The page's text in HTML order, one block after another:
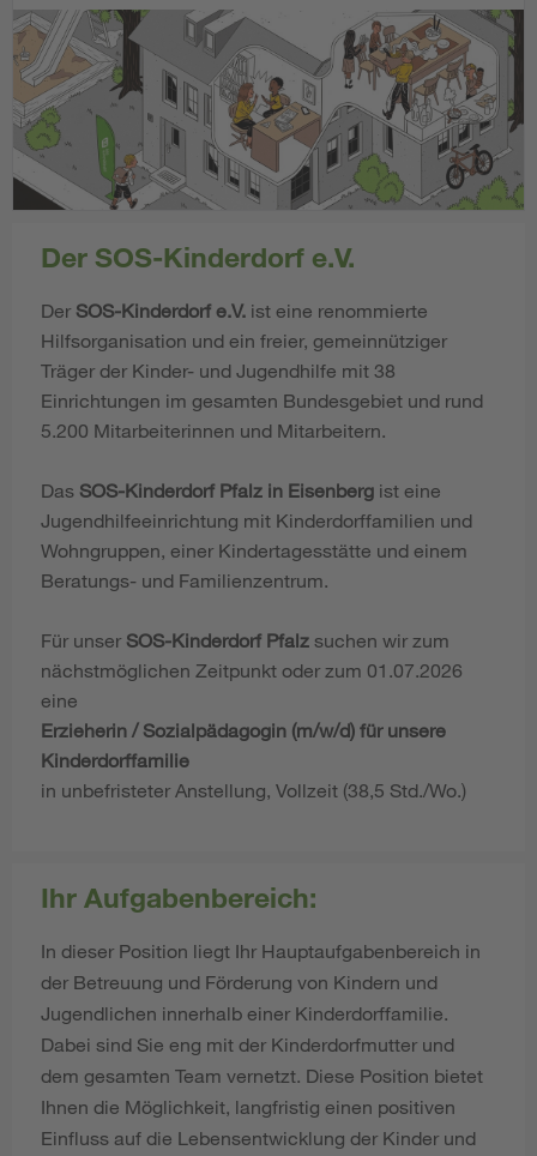
Der SOS-Kinderdorf e.V.
Der SOS-Kinderdorf e.V. ist eine renommierte
Hilfsorganisation und ein freier, gemeinnütziger
Träger der Kinder- und Jugendhilfe mit 38
Einrichtungen im gesamten Bundesgebiet und rund
5.200 Mitarbeiterinnen und Mitarbeitern.
Das SOS-Kinderdorf Pfalz in Eisenberg ist eine
Jugendhilfeeinrichtung mit Kinderdorffamilien und
Wohngruppen, einer Kindertagesstätte und einem
Beratungs- und Familienzentrum.
Für unser SOS-Kinderdorf Pfalz suchen wir zum
nächstmöglichen Zeitpunkt oder zum 01.07.2026
eine
Erzieherin / Sozialpädagogin (m/w/d) für unsere
Kinderdorffamilie
in unbefristeter Anstellung, Vollzeit (38,5 Std./Wo.)
Ihr Aufgabenbereich:
In dieser Position liegt Ihr Hauptaufgabenbereich in
der Betreuung und Förderung von Kindern und
Jugendlichen innerhalb einer Kinderdorffamilie.
Dabei sind Sie eng mit der Kinderdorfmutter und
dem gesamten Team vernetzt. Diese Position bietet
Ihnen die Möglichkeit, langfristig einen positiven
Einfluss auf die Lebensentwicklung der Kinder und